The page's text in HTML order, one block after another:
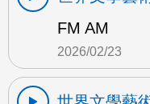
FM AM
2026/02/23